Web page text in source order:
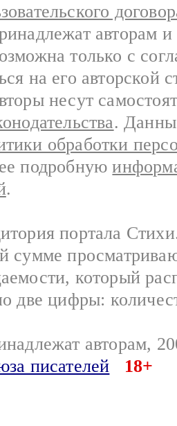
авторам
только с
на его авторской
несут
.
обработки
подробную
.
портала
сумме
который
две цифры:
авторам,
писателей
18+